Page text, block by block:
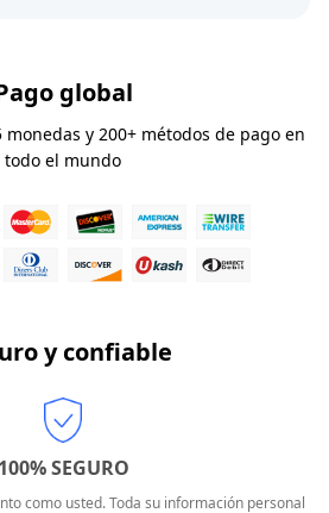
global
y 200+ métodos de pago en
todo el mundo
y confiable
100% SEGURO
como usted. Toda su información personal